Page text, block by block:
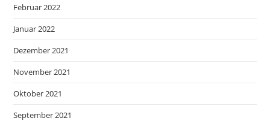
Februar 2022
Januar 2022
Dezember 2021
November 2021
Oktober 2021
September 2021